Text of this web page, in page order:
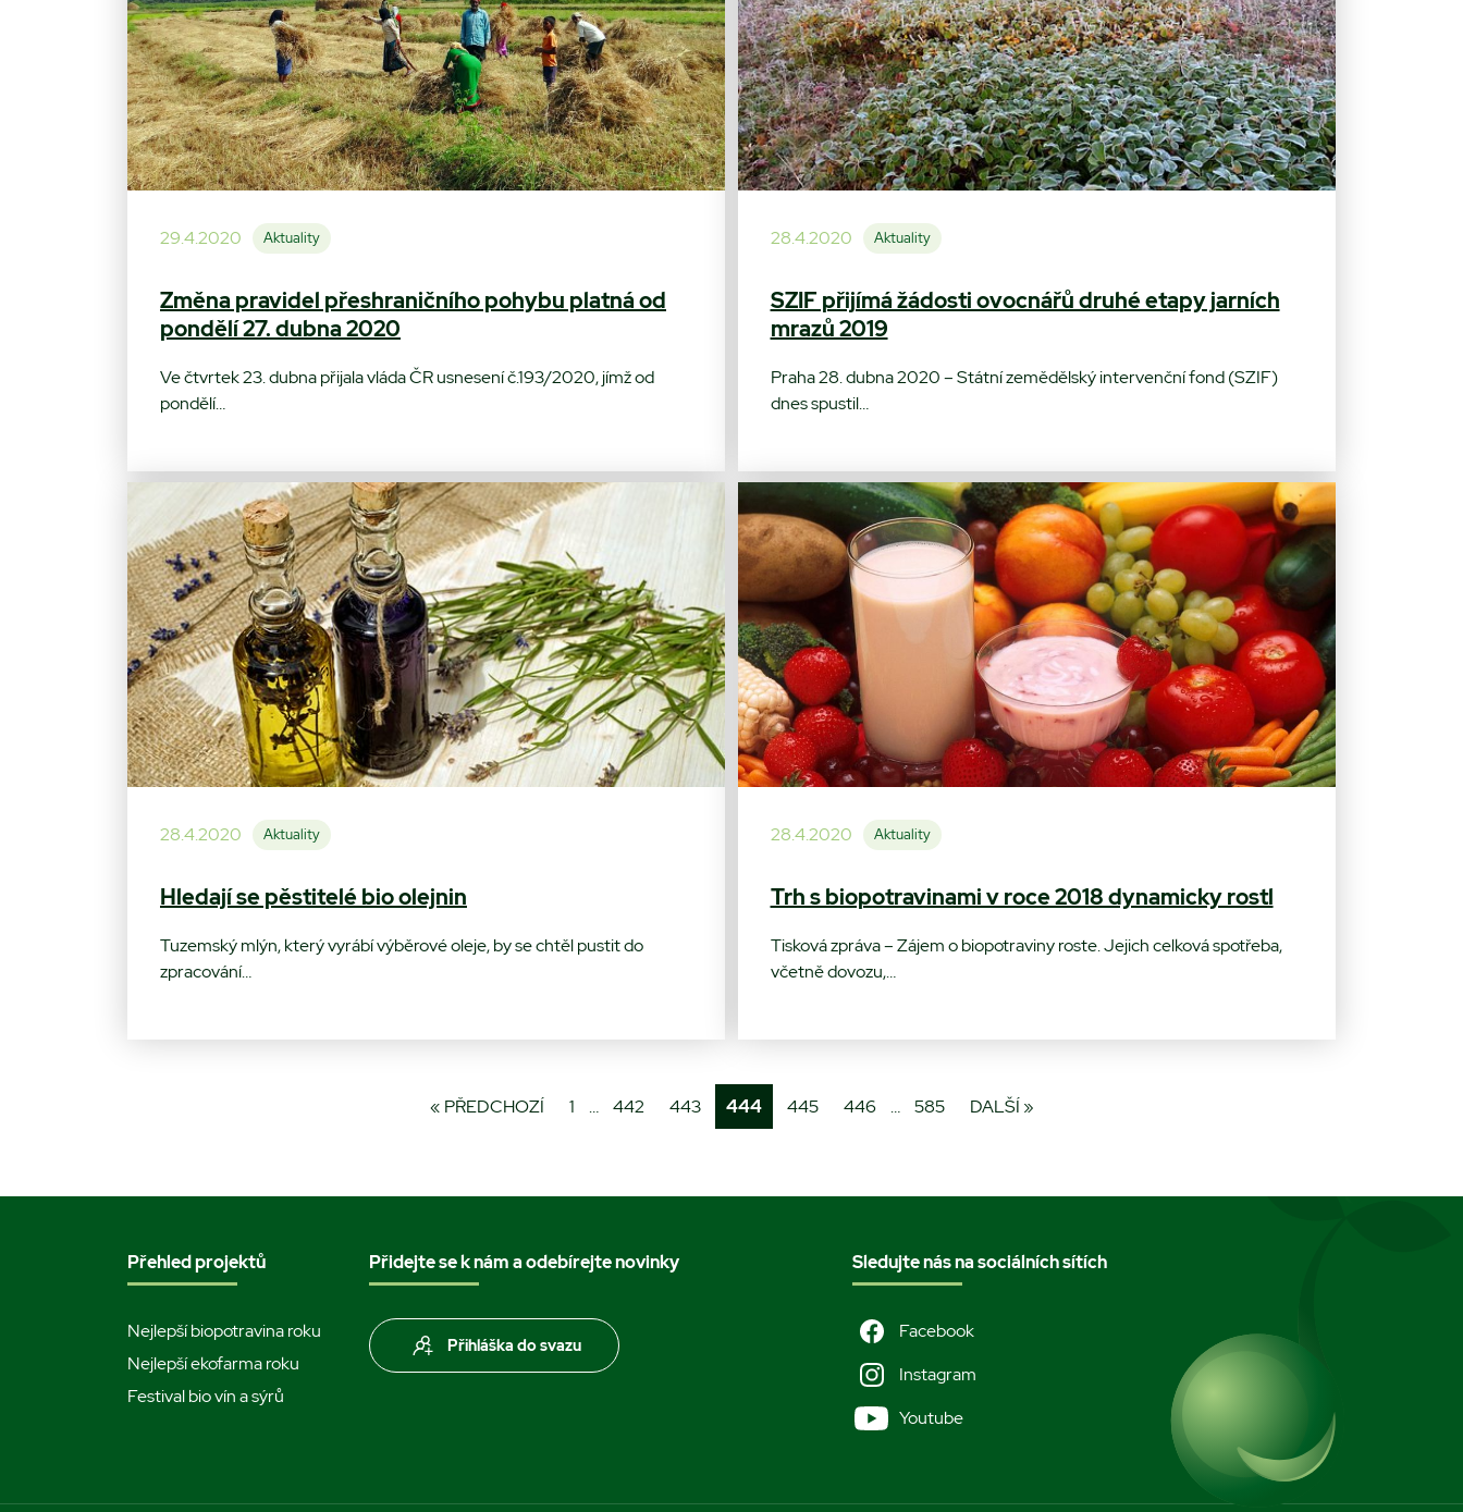
29.4.2020 Aktuality
Změna pravidel přeshraničního pohybu platná od
pondělí 27. dubna 2020
Ve čtvrtek 23. dubna přijala vláda ČR usnesení č.193/2020, jímž od
pondělí…
28.4.2020 Aktuality
SZIF přijímá žádosti ovocnářů druhé etapy jarních
mrazů 2019
Praha 28. dubna 2020 – Státní zemědělský intervenční fond (SZIF)
dnes spustil…
28.4.2020 Aktuality
Hledají se pěstitelé bio olejnin
Tuzemský mlýn, který vyrábí výběrové oleje, by se chtěl pustit do
zpracování…
28.4.2020 Aktuality
Trh s biopotravinami v roce 2018 dynamicky rostl
Tisková zpráva – Zájem o biopotraviny roste. Jejich celková spotřeba,
včetně dovozu,…
« PŘEDCHOZÍ 1 … 442 443 444 445 446 … 585 DALŠÍ »
Přehled projektů
Nejlepší biopotravina roku
Nejlepší ekofarma roku
Festival bio vín a sýrů
Přidejte se k nám a odebírejte novinky
Přihláška do svazu
Sledujte nás na sociálních sítích
Facebook
Instagram
Youtube